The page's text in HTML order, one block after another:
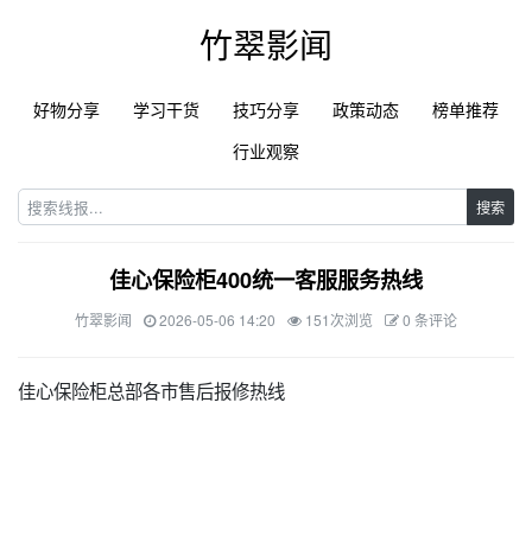
竹翠影闻
好物分享 学习干货 技巧分享 政策动态
榜单推荐
行业观察
搜索
佳心保险柜400统一客服服务热线
竹翠影闻 2026-05-06 14:20 151次浏览 0 条评论
佳心保险柜总部各市售后报修热线